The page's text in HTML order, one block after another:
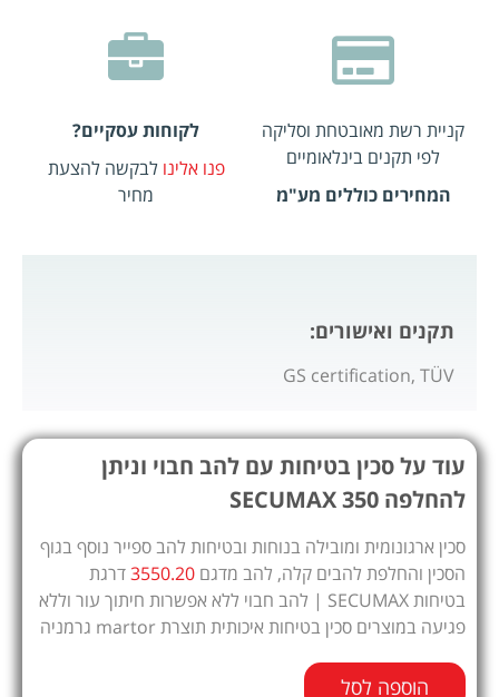
קניית רשת מאובטחת וסליקה
לפי תקנים בינלאומיים
המחירים כוללים מע"מ
לקוחות עסקיים?
פנו אלינו לבקשה להצעת
מחיר
תקנים ואישורים:
GS certification, TÜV
עוד על סכין בטיחות עם להב חבוי וניתן
להחלפה SECUMAX 350
סכין ארגונומית ומובילה בנוחות ובטיחות להב ספייר נוסף בגוף
הסכין והחלפת להבים קלה, להב מדגם 3550.20דרגת
בטיחות SECUMAX | להב חבוי ללא אפשרות חיתוך עור וללא
פגיעה במוצרים סכין בטיחות איכותית תוצרת martor גרמניה
הוספה לסל